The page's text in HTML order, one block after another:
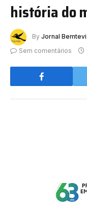
história do
By Jornal Bemtevi
Sem comentários